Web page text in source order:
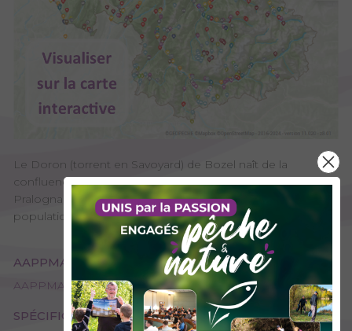
Le Doron (torrent en Savoyard) de Bozel naît de la
confluence entre les Dorons de Champagny et de
Pralognan. Ses eaux froides et rapides abritent une
population de truites fario qui se reproduit naturellement.
AAPPMA GESTIONNAIRE
AAPPMA de Moutiers - La Gaule Tarine
SPÉCIFICITÉS